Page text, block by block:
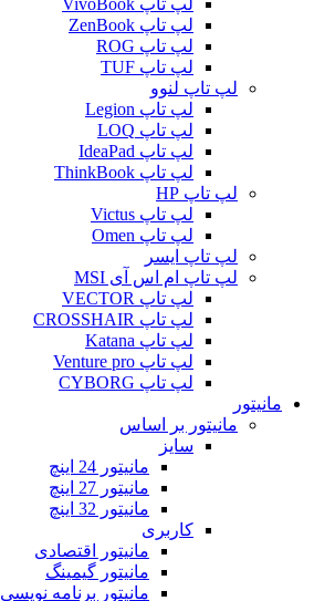
لپ تاپ ZenBook
لپ تاپ ROG
لپ تاپ TUF
لپ تاپ لنوو
لپ تاپ Legion
لپ تاپ LOQ
لپ تاپ IdeaPad
لپ تاپ ThinkBook
لپ تاپ HP
لپ تاپ Victus
لپ تاپ Omen
لپ تاپ ایسر
لپ تاپ ام اس آی MSI
لپ تاپ VECTOR
لپ تاپ CROSSHAIR
لپ تاپ Katana
لپ تاپ Venture pro
لپ تاپ CYBORG
مانیتور
مانیتور بر اساس
سایز
مانیتور 24 اینچ
مانیتور 27 اینچ
مانیتور 32 اینچ
کاربری
مانیتور اقتصادی
مانیتور گیمینگ
مانیتور برنامه نویسی